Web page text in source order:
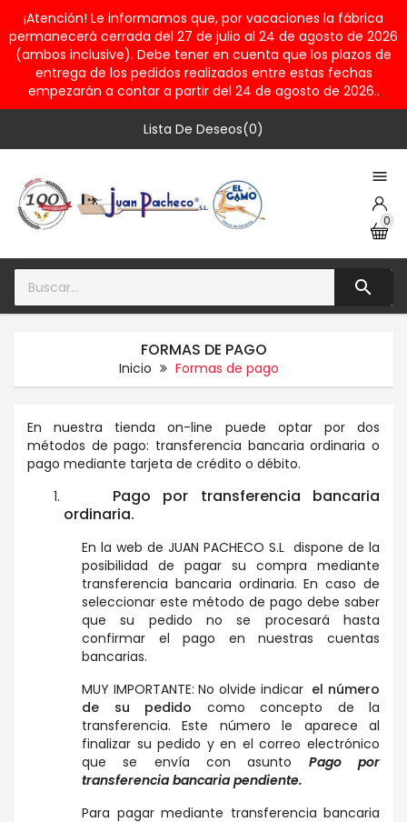
¡Atención! Le informamos que, por vacaciones la fábrica
permanecerá cerrada del 27 de julio al 24 de agosto de 2026
(ambos inclusive). Debe tener en cuenta que los plazos de
entrega de los pedidos realizados entre estas fechas
empezarán a contar a partir del 24 de agosto de 2026..
Lista De Deseos(0)

0

FORMAS DE PAGO
Inicio Formas de pago
En nuestra tienda on-line puede optar por dos
métodos de pago: transferencia bancaria ordinaria o
pago mediante tarjeta de crédito o débito.
Pago por transferencia bancaria
ordinaria.
En la web de JUAN PACHECO S.L dispone de la
posibilidad de pagar su compra mediante
transferencia bancaria ordinaria. En caso de
seleccionar este método de pago debe saber
que su pedido no se procesará hasta
confirmar el pago en nuestras cuentas
bancarias.
MUY IMPORTANTE: No olvide indicar el número
de su pedido como concepto de la
transferencia. Este número le aparece al
finalizar su pedido y en el correo electrónico
que se envía con asunto Pago por
transferencia bancaria pendiente.
Para pagar mediante transferencia bancaria